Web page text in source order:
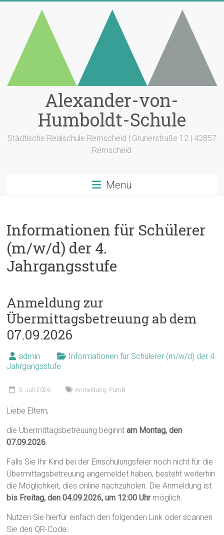
Alexander-von-
Humboldt-Schule
Städtische Realschule Remscheid | Grunerstraße 12 | 42857
Remscheid
Menü
Informationen für Schülerer
(m/w/d) der 4.
Jahrgangsstufe
Anmeldung zur
Übermittagsbetreuung ab dem
07.09.2026
admin
Informationen für Schülerer (m/w/d) der 4.
Jahrgangsstufe
5. Juli 2026 Anmeldung, PümB
Liebe Eltern,
die Übermittagsbetreuung beginntam Montag, den
07.09.2026.
Falls Sie Ihr Kind bei der Einschulungsfeier noch nicht für die
Übermittagsbetreuung angemeldet haben, besteht weiterhin
die Möglichkeit, dies online nachzuholen. Die Anmeldung ist
bis Freitag, den 04.09.2026, um 12:00 Uhrmöglich.
Nutzen Sie hierfür einfach den folgenden Link oder scannen
Sie den QR-Code: